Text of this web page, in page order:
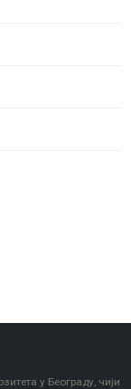
у Београду, чији